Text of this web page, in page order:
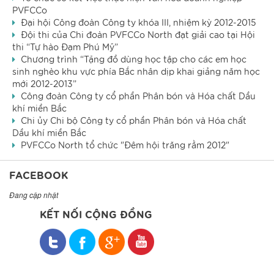
PVFCCo
Đại hội Công đoàn Công ty khóa III, nhiệm kỳ 2012-2015
Đội thi của Chi đoàn PVFCCo North đạt giải cao tại Hội
thi “Tự hào Đạm Phú Mỹ”
Chương trình “Tặng đồ dùng học tập cho các em học
sinh nghèo khu vực phía Bắc nhân dịp khai giảng năm học
mới 2012-2013”
Công đoàn Công ty cổ phần Phân bón và Hóa chất Dầu
khí miền Bắc
Chi ủy Chi bộ Công ty cổ phần Phân bón và Hóa chất
Dầu khí miền Bắc
PVFCCo North tổ chức "Đêm hội trăng rằm 2012"
FACEBOOK
Đang cập nhật
KẾT NỐI CỘNG ĐỒNG